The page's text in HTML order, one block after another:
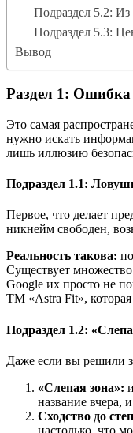
Подраздел 5.2: Из
Подраздел 5.3:
Вывод
Раздел 1:
Это самая
нужно искать
лишь иллюзию
Подраздел 1.1:
Первое, что делает
никнейм свободен,
Реальность такова:
Существует
Google их просто не
ТМ «Astra Fit», которая
Подраздел 1.2:
Даже если вы решили
«Слепая зона»:
название вчера,
Сходство до
настолько, что